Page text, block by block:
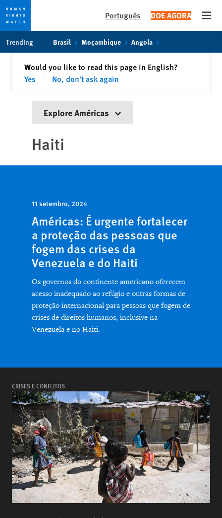
content
Português DOE AGORA
Trending Brasil Moçambique Angola
Would you like to read this page in English?
Yes
No, don't ask again
✕Fechar
Explore Américas
Haiti
11 setembro, 2024
Américas: É urgente fortalecer
a proteção das pessoas que
fogem das crises da
Venezuela e do Haiti
Os governos do continente americano oferecem
acesso inadequado ao refúgio e outras formas de
proteção internacional para pessoas que fogem de
crises de direitos humanos, inclusive na
Venezuela e no Haiti.
CRISES E CONFLITOS